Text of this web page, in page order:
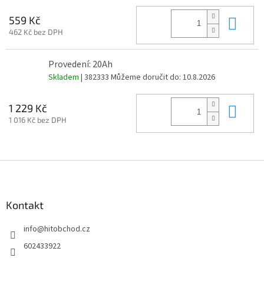
559 Kč
462 Kč bez DPH
Provedení: 20Ah
Skladem | 382333 Můžeme doručit do: 10.8.2026
1 229 Kč
1 016 Kč bez DPH
Kontakt
info@hitobchod.cz
602433922